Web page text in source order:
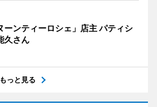
ーンティーロシェ」店主 パティシ
久さん
もっと見る